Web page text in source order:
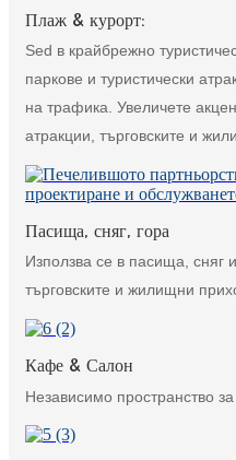
Плаж & курорт:
Sed в крайбрежно
паркове и туристически
на трафика. Увеличете
атракции, търговските и
Пасища, сняг, гора
Използва се в пасища, сняг
търговските и жилищни
Кафе & Салон
Независимо пространство